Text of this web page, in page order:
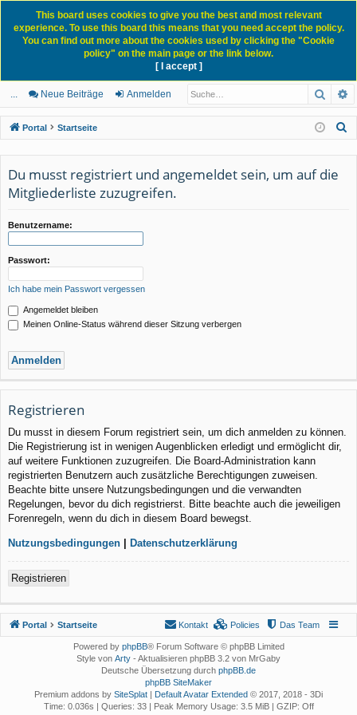
ch
ne
llz
rif
News Blog
lie
de
m
el
eg
ist
rie
Neue Beiträge Anmelden
Portal Startseite
Du musst registriert und angemeldet sein, um auf die
Mitgliederliste zuzugreifen.
Benutzername:
Passwort:
Ich habe mein Passwort vergessen
Angemeldet bleiben
Meinen Online-Status während dieser Sitzung verbergen
Registrieren
Du musst in diesem Forum registriert sein, um dich anmelden zu können.
Die Registrierung ist in wenigen Augenblicken erledigt und ermöglicht dir,
auf weitere Funktionen zuzugreifen. Die Board-Administration kann
registrierten Benutzern auch zusätzliche Berechtigungen zuweisen.
Beachte bitte unsere Nutzungsbedingungen und die verwandten
Regelungen, bevor du dich registrierst. Bitte beachte auch die jeweiligen
Forenregeln, wenn du dich in diesem Board bewegst.
Nutzungsbedingungen Datenschutzerklärung
Registrieren
This board uses cookies to give you the best and most relevant
experience. To use this board this means that you need accept the policy.
You can find out more about the cookies used by clicking the "Cookie
policy" on the main page or the link below.
[ I accept ]
Portal Startseite Das Team
Policies
Kontakt
Powered by phpBB® Forum Software © phpBB Limited
Style von Arty - Aktualisieren phpBB 3.2 von MrGaby
Deutsche Übersetzung durch phpBB.de
phpBB SiteMaker
Premium addons by SiteSplat Default Avatar Extended © 2017, 2018 - 3Di
Time: 0.036s
Queries: 33| Peak Memory Usage: 3.5 MiB | GZIP: Off